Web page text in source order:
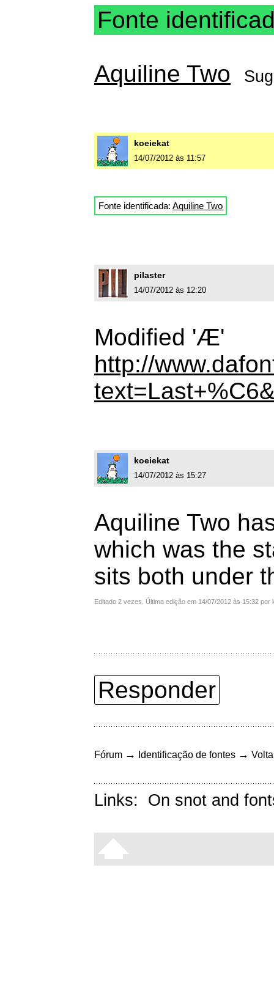
Fonte
Aquiline Two
koeiekat
14/07/2012 às 11:57
Fonte identificada: Aquiline Two
pilaster
14/07/2012 às 12:20
Modified 'Æ'
http://
koeiekat
14/07/2012 às 15:27
Aquiline Two
which was the
sits both under
Editado 2 vezes. Última edição em 14/07/2012 às 15:32 por
Responder
Fórum → Identificação de fontes →
Links: On snot and